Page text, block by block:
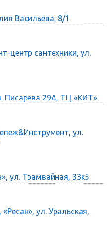
Васильева, 8/1
центр сантехники, ул.
Писарева 29А, ТЦ «КИТ»
ул.
ул. Трамвайная, 33к5
ул. Уральская,